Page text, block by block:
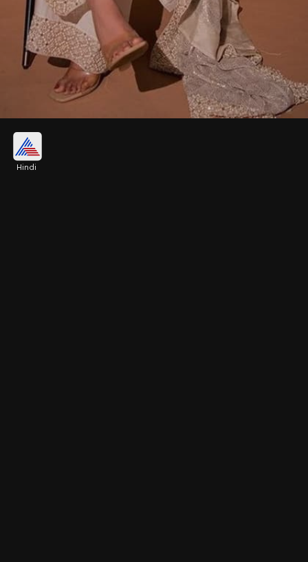
सलवार सूट में शहनाज गिल अक्सर कहर ढाती हैं। ऐसे में हम
Hindi